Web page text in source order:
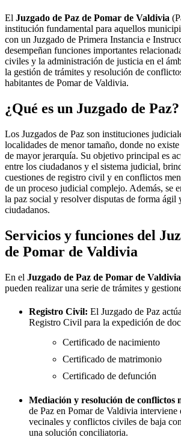
El Juzgado de Paz de Pomar de Valdivia
institución fundamental para aquellos
con un Juzgado de Primera Instancia e
desempeñan funciones importantes
civiles y la administración de justicia en el
la gestión de trámites y resolución de
habitantes de Pomar de Valdivia.
¿Qué es un Juzgado de Paz?
Los Juzgados de Paz son instituciones
localidades de menor tamaño, donde no
de mayor jerarquía. Su objetivo principal es
entre los ciudadanos y el sistema judicial,
cuestiones de registro civil y en conflictos
de un proceso judicial complejo. Además, se
la paz social y resolver disputas de forma ágil
ciudadanos.
Servicios y funciones del
de Pomar de Valdivia
En el Juzgado de Paz de Pomar de Valdivia
pueden realizar una serie de trámites y
Registro Civil: El Juzgado de Paz
Registro Civil para la expedición de
Certificado de nacimiento
Certificado de matrimonio
Certificado de defunción
Mediación y resolución de conflictos
de Paz en Pomar de Valdivia interviene
vecinales y conflictos civiles de baja
una solución conciliatoria.